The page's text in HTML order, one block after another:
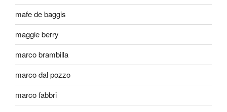
mafe de baggis
maggie berry
marco brambilla
marco dal pozzo
marco fabbri